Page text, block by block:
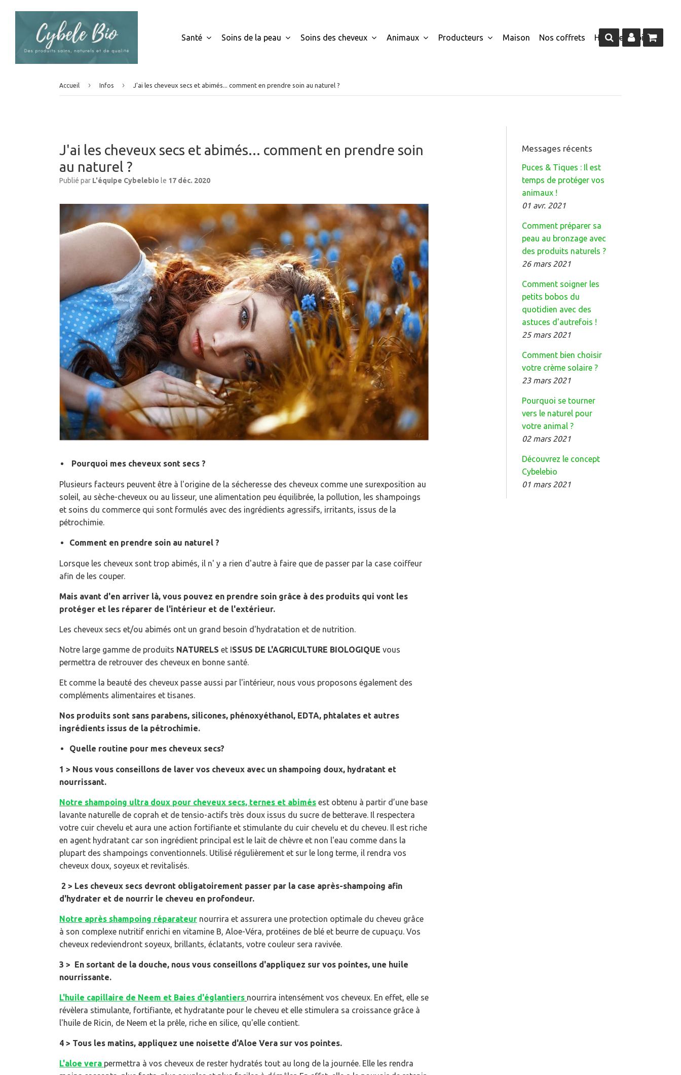
Santé Soins de la peau Soins des cheveux Animaux Producteurs Maison Nos coffrets Homme Epicerie
Accueil › Infos › J'ai les cheveux secs et abimés... comment en prendre soin au naturel ?
J'ai les cheveux secs et abimés... comment en prendre soin
au naturel ?
Publié par L'équipe Cybelebio le 17 déc. 2020
Pourquoi mes cheveux sont secs ?
Plusieurs facteurs peuvent être à l'origine de la sécheresse des cheveux comme une surexposition au
soleil, au sèche-cheveux ou au lisseur, une alimentation peu équilibrée, la pollution, les shampoings
et soins du commerce qui sont formulés avec des ingrédients agressifs, irritants, issus de la
pétrochimie.
Comment en prendre soin au naturel ?
Lorsque les cheveux sont trop abimés, il n' y a rien d'autre à faire que de passer par la case coiffeur
afin de les couper.
Mais avant d'en arriver là, vous pouvez en prendre soin grâce à des produits qui vont les
protéger et les réparer de l'intérieur et de l'extérieur.
Les cheveux secs et/ou abimés ont un grand besoin d'hydratation et de nutrition.
Notre large gamme de produits NATURELS et ISSUS DE L'AGRICULTURE BIOLOGIQUE vous
permettra de retrouver des cheveux en bonne santé.
Et comme la beauté des cheveux passe aussi par l'intérieur, nous vous proposons également des
compléments alimentaires et tisanes.
Nos produits sont sans parabens, silicones, phénoxyéthanol, EDTA, phtalates et autres
ingrédients issus de la pétrochimie.
Quelle routine pour mes cheveux secs?
1 > Nous vous conseillons de laver vos cheveux avec un shampoing doux, hydratant et
nourrissant.
Notre shampoing ultra doux pour cheveux secs, ternes et abimés est obtenu à partir d’une base
lavante naturelle de coprah et de tensio-actifs très doux issus du sucre de betterave. Il respectera
votre cuir chevelu et aura une action fortifiante et stimulante du cuir chevelu et du cheveu. Il est riche
en agent hydratant car son ingrédient principal est le lait de chèvre et non l'eau comme dans la
plupart des shampoings conventionnels. Utilisé régulièrement et sur le long terme, il rendra vos
cheveux doux, soyeux et revitalisés.
2 > Les cheveux secs devront obligatoirement passer par la case après-shampoing afin
d'hydrater et de nourrir le cheveu en profondeur.
Notre après shampoing réparateur nourrira et assurera une protection optimale du cheveu grâce
à son complexe nutritif enrichi en vitamine B, Aloe-Véra, protéines de blé et beurre de cupuaçu. Vos
cheveux redeviendront soyeux, brillants, éclatants, votre couleur sera ravivée.
3 > En sortant de la douche, nous vous conseillons d'appliquez sur vos pointes, une huile
nourrissante.
L'huile capillaire de Neem et Baies d'églantiers nourrira intensément vos cheveux. En effet, elle se
révèlera stimulante, fortifiante, et hydratante pour le cheveu et elle stimulera sa croissance grâce à
l'huile de Ricin, de Neem et la prêle, riche en silice, qu'elle contient.
4 > Tous les matins, appliquez une noisette d'Aloe Vera sur vos pointes.
L'aloe vera permettra à vos cheveux de rester hydratés tout au long de la journée. Elle les rendra
Messages récents
Puces & Tiques : Il est
temps de protéger vos
animaux !
01 avr. 2021
Comment préparer sa
peau au bronzage avec
des produits naturels ?
26 mars 2021
Comment soigner les
petits bobos du
quotidien avec des
astuces d'autrefois !
25 mars 2021
Comment bien choisir
votre crème solaire ?
23 mars 2021
Pourquoi se tourner
vers le naturel pour
votre animal ?
02 mars 2021
Découvrez le concept
Cybelebio
01 mars 2021